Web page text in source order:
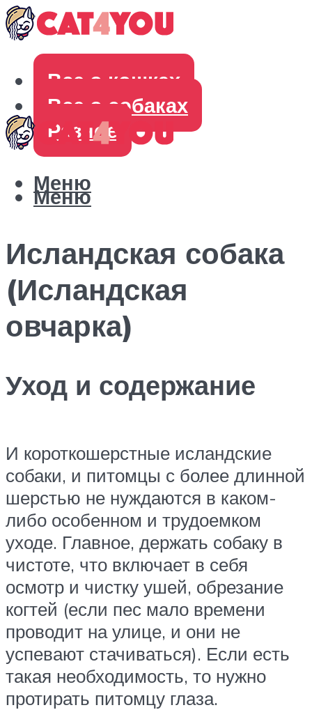
Все о кошках
Все о собаках
Разное
Меню
Меню
Исландская собака
(Исландская
овчарка)
Уход и содержание
И короткошерстные исландские
собаки, и питомцы с более длинной
шерстью не нуждаются в каком-
либо особенном и трудоемком
уходе. Главное, держать собаку в
чистоте, что включает в себя
осмотр и чистку ушей, обрезание
когтей (если пес мало времени
проводит на улице, и они не
успевают стачиваться). Если есть
такая необходимость, то нужно
протирать питомцу глаза.